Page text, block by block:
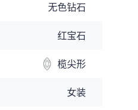
无色钻石
红宝石
榄尖形
女装